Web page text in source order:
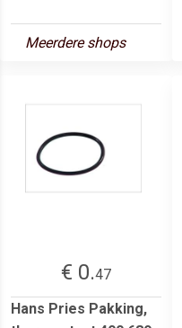
Meerdere shops
€ 0.47
Hans Pries Pakking,